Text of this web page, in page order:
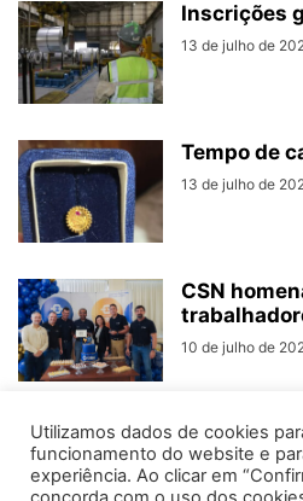
Inscrições
13 de julho de
Tempo de
13 de julho de
CSN
10 de julho de
Utilizamos dados de cookies
funcionamento do website e
experiência. Ao clicar em